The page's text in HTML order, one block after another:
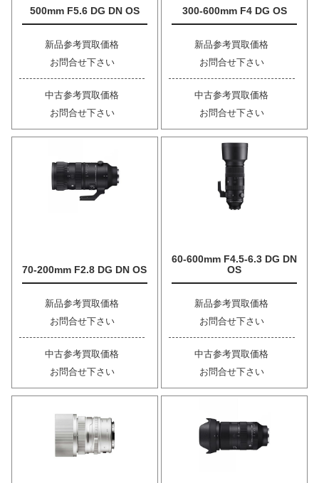
500mm F5.6 DG DN OS
新品参考買取価格
お問合せ下さい
中古参考買取価格
お問合せ下さい
300-600mm F4 DG OS
新品参考買取価格
お問合せ下さい
中古参考買取価格
お問合せ下さい
70-200mm F2.8 DG DN OS
新品参考買取価格
お問合せ下さい
中古参考買取価格
お問合せ下さい
60-600mm F4.5-6.3 DG DN
OS
新品参考買取価格
お問合せ下さい
中古参考買取価格
お問合せ下さい